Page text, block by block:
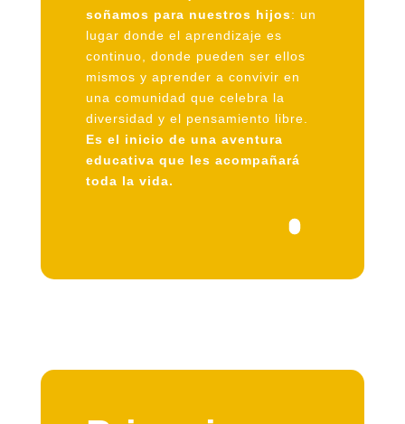
soñamos para nuestros hijos: un
lugar donde el aprendizaje es
continuo, donde pueden ser ellos
mismos y aprender a convivir en
una comunidad que celebra la
diversidad y el pensamiento libre.
Es el inicio de una aventura
educativa que les acompañará
toda la vida.